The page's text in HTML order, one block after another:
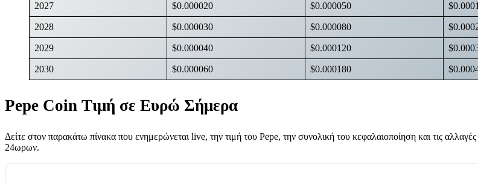
2027 $0.000020 $0.000050
2028 $0.000030 $0.000080
2029 $0.000040 $0.000120
2030 $0.000060 $0.000180
Pepe Coin Τιμή σε Ευρώ Σήμερα
Δείτε στον παρακάτω πίνακα που ενημερώνεται live, την τιμή του Pepe, την συνολική του κεφαλαιοποίηση και τις
24ωρων.